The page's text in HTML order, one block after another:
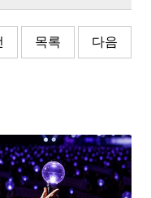
목록 다음